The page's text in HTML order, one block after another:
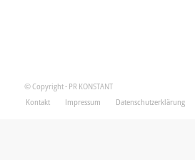
© Copyright - PR KONSTANT
Kontakt
Impressum Datenschutzerklärung